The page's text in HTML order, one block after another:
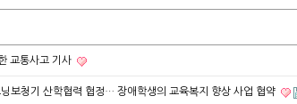
교통사고 기사
보청기 산학협력 협정… 장애학생의 교육복지 향상 사업 협약